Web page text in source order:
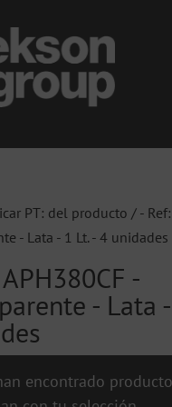
PT: del producto / - Ref:
- Lata - 1 Lt. - 4 unidades
-
- Lata
encontrado